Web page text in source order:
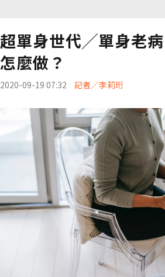
超單身世代╱單身老
怎麼做？
2020-09-19 07:32 記者╱李莉珩